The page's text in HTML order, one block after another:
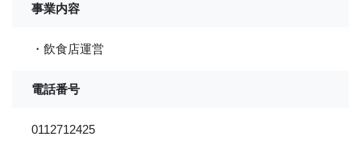
事業内容
・飲食店運営
電話番号
0112712425